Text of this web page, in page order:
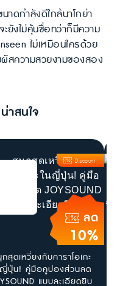
าดกำลังดีใกล้นาโกย่า
ะยังไม่คุ้นชื่อทว่าก็มีความ
ไม่เหมือนใครด้วย
สความสวยงามของสอง
สนใจ
ลด
10%
Discount
สุดเหวี่ยงกับคาราโอเกะ
ญี่ปุ่น! คู่มือคูปองส่วนลด
แบบละเอียดยิบ